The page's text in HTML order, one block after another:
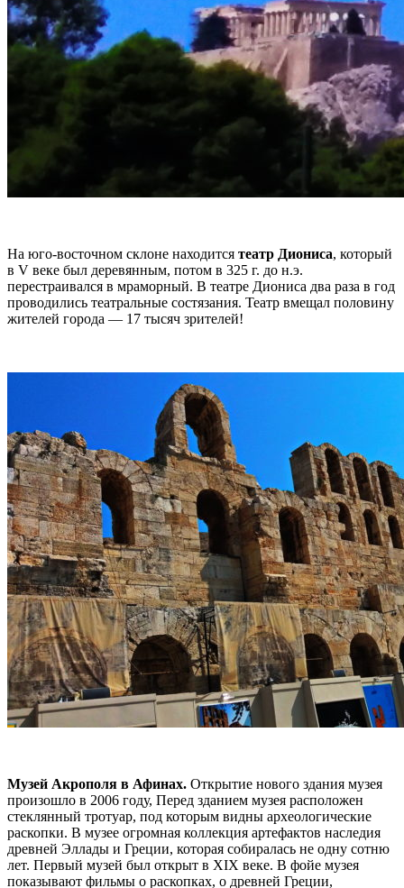
На юго-восточном склоне находится театр Диониса, который
в V веке был деревянным, потом в 325 г. до н.э.
перестраивался в мраморный. В театре Диониса два раза в год
проводились театральные состязания. Театр вмещал половину
жителей города — 17 тысяч зрителей!
Музей Акрополя в Афинах. Открытие нового здания музея
произошло в 2006 году, Перед зданием музея расположен
стеклянный тротуар, под которым видны археологические
раскопки. В музее огромная коллекция артефактов наследия
древней Эллады и Греции, которая собиралась не одну сотню
лет. Первый музей был открыт в XIX веке. В фойе музея
показывают фильмы о раскопках, о древней Греции,